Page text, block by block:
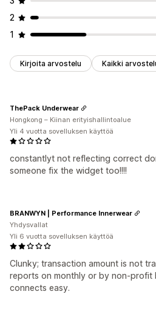
2
1
Kirjoita arvostelu Kaikki
constantlyt not reflecting correct
someone fix the widget too!!!!
ThePack Underwear
Hongkong – Kiinan erityishallintoalue
Yli 4 vuotta sovelluksen käyttöä
Clunky; transaction amount is not
reports on monthly or by non-profit
connects easy.
BRANWYN | Performance Innerwear
Yhdysvallat
Yli 6 vuotta sovelluksen käyttöä